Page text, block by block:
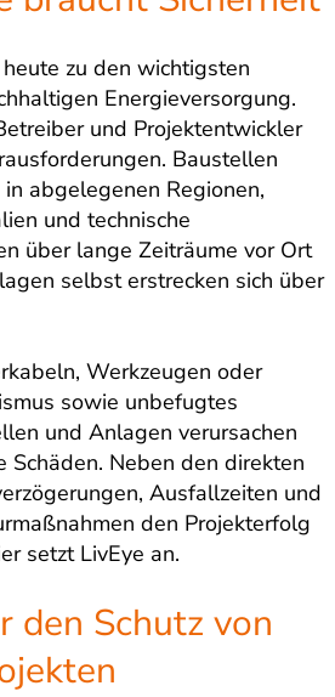
zu den wichtigsten
Energieversorgung.
und Projektentwickler
Baustellen
abgelegenen Regionen,
und technische
über lange Zeiträume vor Ort
selbst erstrecken sich über
Werkzeugen oder
sowie unbefugtes
und Anlagen verursachen
Schäden. Neben den direkten
Ausfallzeiten und
den Projekterfolg
setzt LivEye an.
den Schutz von